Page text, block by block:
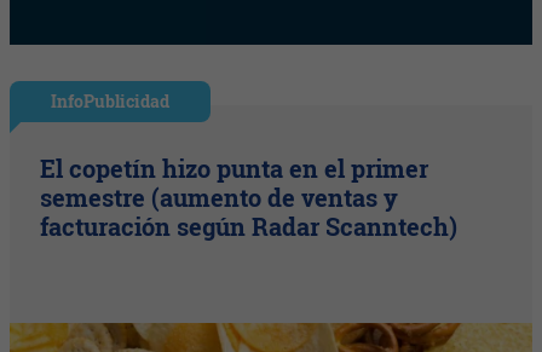
InfoPublicidad
El copetín hizo punta en el primer
semestre (aumento de ventas y
facturación según Radar Scanntech)